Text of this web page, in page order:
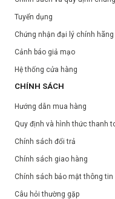
Tránh ánh nắng trực tiếp.
Đóng nắp sau khi sử dụng.
Thông số sản phẩm:
Thương hiệu:
Xuất xứ:Hàn Quốc
Nơi sản xuất:
Dung tích: 150ml
Hạn sử dụng:Xem trên
Tuyển dụng
Chứng nhận đại lý chính hãng
Cảnh báo giả mạo
Hệ thống cửa hàng
CHÍNH SÁCH
Hướng dẫn mua hàng
Quy định và hình thức thanh
Chính sách đổi trả
Chính sách giao hàng
Chính sách bảo mật thông tin
Câu hỏi thường gặp